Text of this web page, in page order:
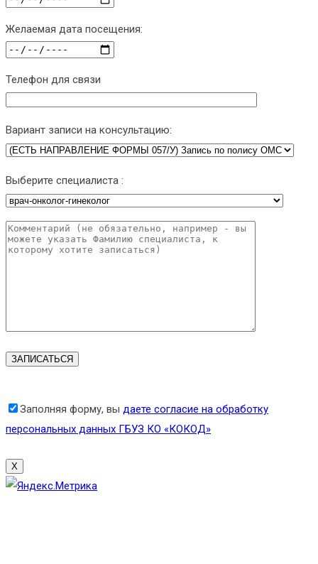
Желаемая дата посещения:
Телефон для связи
Вариант записи на консультацию:
Выберите специалиста :
Заполняя форму, вы даете согласие на обработку
персональных данных ГБУЗ КО «КОКОД»
X